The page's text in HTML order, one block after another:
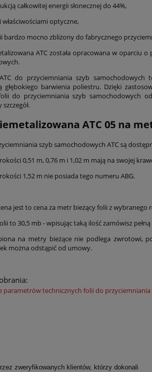
całkowitej energii słonecznej do 44%,
optyczne,
bardzo mocno zbliżony do fabrycznego
ATC została opracowana w oparciu
do przyciemniania szyb
głębokiego barwienia poliestru. Dzięki
do przyciemniania szyb samochodowych
ATC 05 na
szyb samochodowych ATC są
0,51 m, 0,76 m i 1,02 m mają na swojej
1,52 m nie posiada tego numeru ABG.
jest to cena za metr bieżący folii z wybranego
to 30,5 mb - wpisując taką ilość zamówisz
na metry bieżące nie podlega zwrotowi,
można odstąpić od umowy.
parametrów technicznych folii do przyciemniania
zweryfikowanych klientów, którzy dokonali